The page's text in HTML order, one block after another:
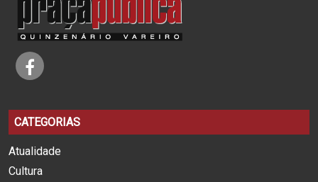
CATEGORIAS
Atualidade
Cultura